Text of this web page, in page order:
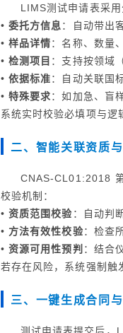
LIMS测试申请表采
• 委托方信息：自动带出
• 样品详情：名称、数量
• 检测项目 ：支持按领域
• 依据标准：自动关联国
• 特殊要求：如加急、盲
系统实时校验必填项与逻
二、智能关联资质
CNAS-CL01:2018
校验机制：
• 资质范围校验：自动判
• 方法有效性校验：检查
• 资源可用性预判 ：结合
若存在风险，系统强制触
三、一键生成合同